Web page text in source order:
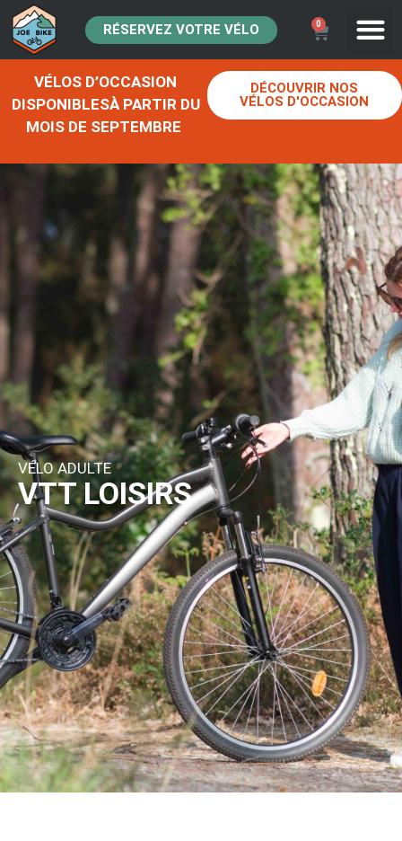
0
RÉSERVEZ VOTRE VÉLO
VÉLOS D’OCCASION
DISPONIBLESÀ PARTIR DU
MOIS DE SEPTEMBRE
DÉCOUVRIR NOS
VÉLOS D'OCCASION
VÉLO ADULTE
VTT LOISIRS